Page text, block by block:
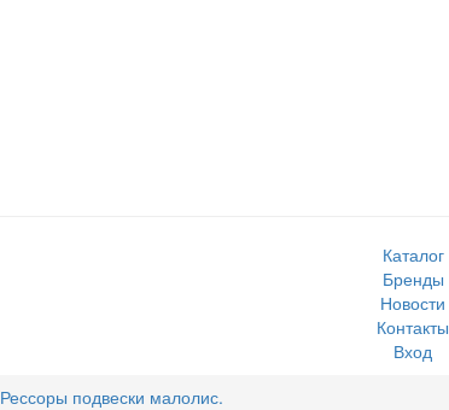
Каталог
Бренды
Новости
Контакты
Вход
Рессоры подвески малолис.